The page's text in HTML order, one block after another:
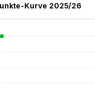
Kurve 2025/26